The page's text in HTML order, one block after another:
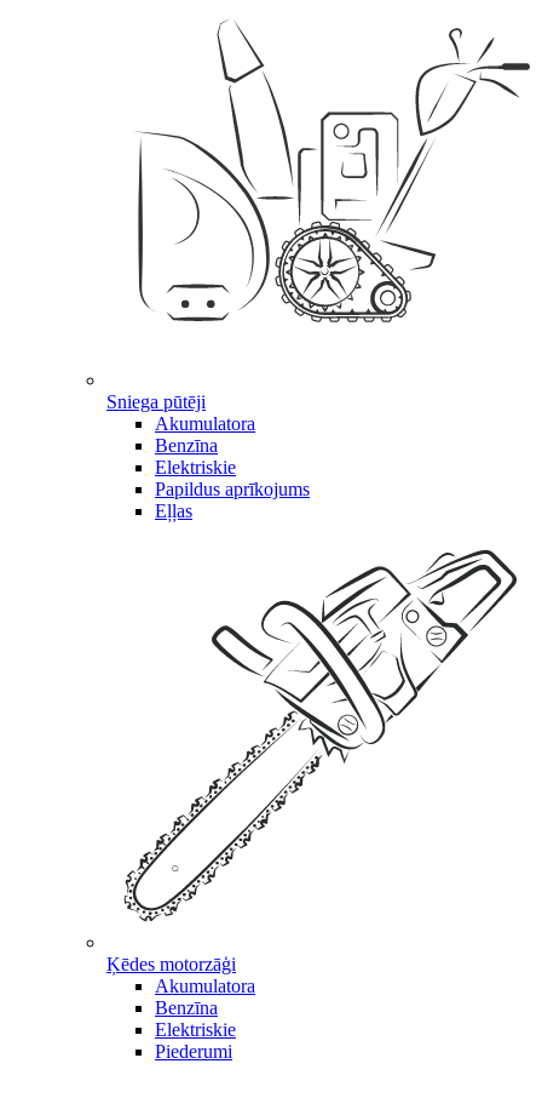
Sniega pūtēji
Akumulatora
Benzīna
Elektriskie
Papildus aprīkojums
Eļļas
Ķēdes motorzāģi
Akumulatora
Benzīna
Elektriskie
Piederumi